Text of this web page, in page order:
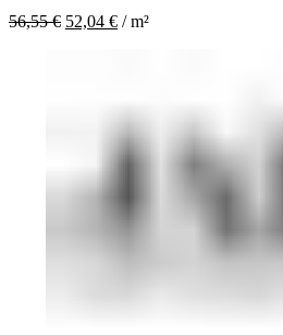
56,55€ 52,04 € /m²